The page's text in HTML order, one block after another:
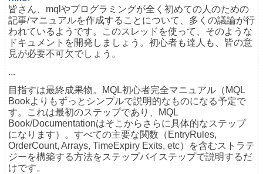
皆さん、mqlやプログラミングが全く初めての人のための
記事/マニュアルを作成することについて、多くの議論が行
われているようです。このスレッドを使って、そのような
ドキュメントを開発しましょう。初心者も達人も、皆の意
見が必要不可欠でしょう。
...
目指すは最終成果物。MQL初心者完全マニュアル（MQL
Bookよりもずっとシンプルで説明的なものになる予定で
す。これは最初のステップであり、MQL
Book/Documentationはそこからさらに具体的なステップ
になります）。すべての主要な関数（EntryRules,
OrderCount, Arrays, TimeExpiry Exits, etc）を含むストラテ
ジーを構築する方法をステップバイステップで説明するだ
けです。